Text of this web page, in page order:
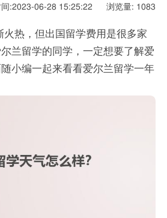
间:2023-06-28 15:25:22 浏览量: 1083
，但出国留学费用是很多家
兰留学的同学，一定想要了解爱
小编一起来看看爱尔兰留学一年